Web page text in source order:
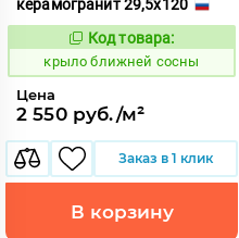
керамогранит 29,5x120
828847
Код товара:
крыло ближней сосны
Цена
2 550 руб./м²
Заказ в 1 клик
В корзину